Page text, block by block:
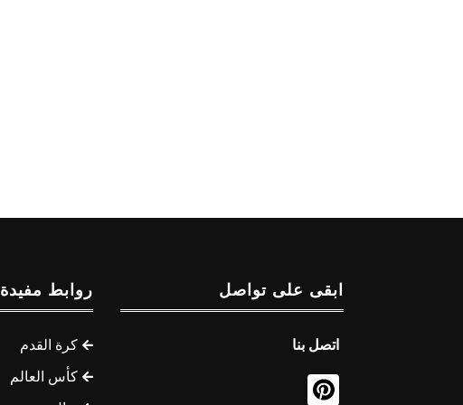
ابقى على تواصل
اتصل بنا
روابط مفيدة
كرة القدم
كأس العالم